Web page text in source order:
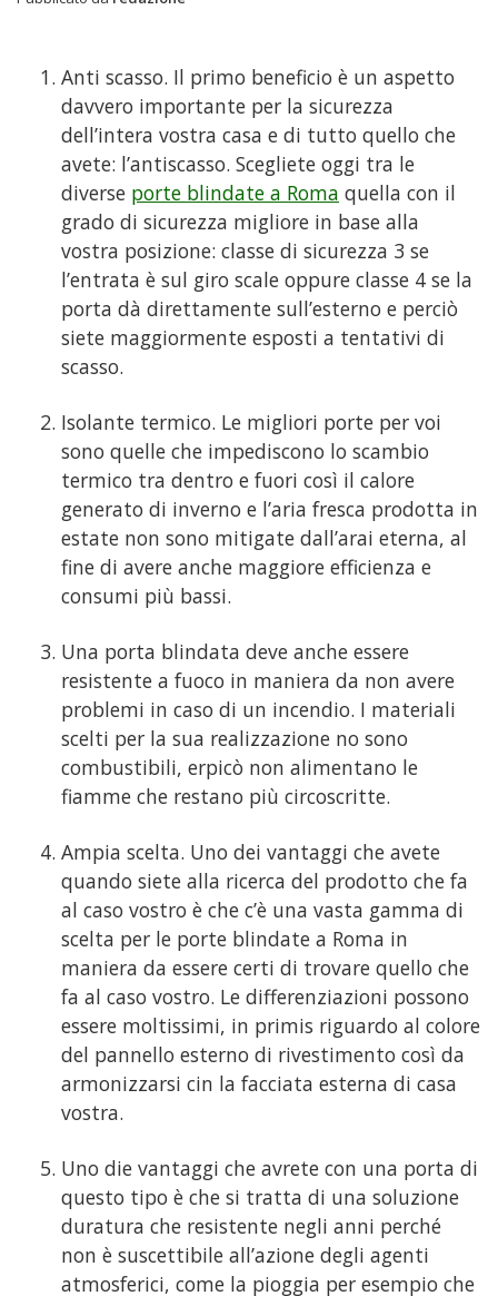
Anti scasso. Il primo beneficio è un aspetto
davvero importante per la sicurezza
dell’intera vostra casa e di tutto quello che
avete: l’antiscasso. Scegliete oggi tra le
diverse porte blindate a Roma quella con il
grado di sicurezza migliore in base alla
vostra posizione: classe di sicurezza 3 se
l’entrata è sul giro scale oppure classe 4 se la
porta dà direttamente sull’esterno e perciò
siete maggiormente esposti a tentativi di
scasso.
Isolante termico. Le migliori porte per voi
sono quelle che impediscono lo scambio
termico tra dentro e fuori così il calore
generato di inverno e l’aria fresca prodotta in
estate non sono mitigate dall’arai eterna, al
fine di avere anche maggiore efficienza e
consumi più bassi.
Una porta blindata deve anche essere
resistente a fuoco in maniera da non avere
problemi in caso di un incendio. I materiali
scelti per la sua realizzazione no sono
combustibili, erpicò non alimentano le
fiamme che restano più circoscritte.
Ampia scelta. Uno dei vantaggi che avete
quando siete alla ricerca del prodotto che fa
al caso vostro è che c’è una vasta gamma di
scelta per le porte blindate a Roma in
maniera da essere certi di trovare quello che
fa al caso vostro. Le differenziazioni possono
essere moltissimi, in primis riguardo al colore
del pannello esterno di rivestimento così da
armonizzarsi cin la facciata esterna di casa
vostra.
Uno die vantaggi che avrete con una porta di
questo tipo è che si tratta di una soluzione
duratura che resistente negli anni perché
non è suscettibile all’azione degli agenti
atmosferici, come la pioggia per esempio che